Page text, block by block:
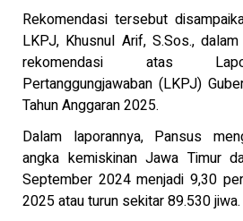
Rekomendasi tersebut
LKPJ, Khusnul Arif, S.Sos.,
rekomendasi atas
Pertanggungjawaban (LKPJ)
Tahun Anggaran 2025.
Dalam laporannya, Pansus
angka kemiskinan Jawa Timur
September 2024 menjadi 9,30
2025 atau turun sekitar 89.530 jiwa.